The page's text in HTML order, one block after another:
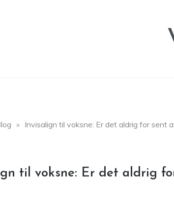
» Invisalign til voksne: Er det aldrig for sent
til voksne: Er det aldrig